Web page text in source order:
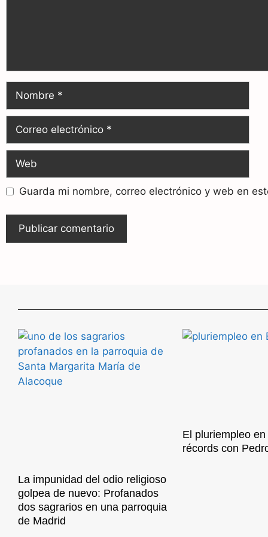
Guarda mi nombre, correo electrónico y web en
La impunidad del odio religioso
golpea de nuevo: Profanados
dos sagrarios en una parroquia
de Madrid
El pluriempleo
récords con